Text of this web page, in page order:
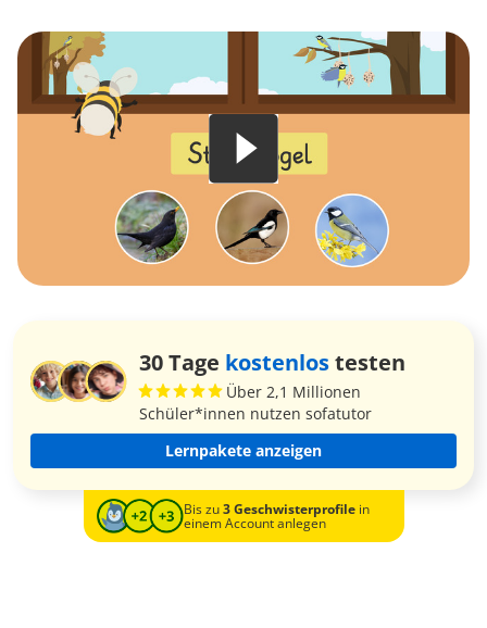
30 Tage kostenlostesten
Über 2,1 Millionen
Schüler*innen nutzen sofatutor
Lernpakete anzeigen
Bis zu3 Geschwisterprofilein
einem Account anlegen